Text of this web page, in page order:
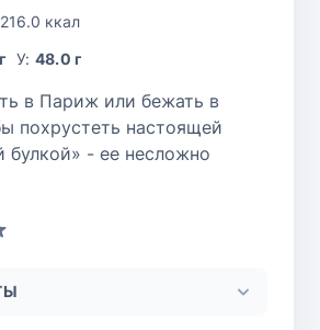
216.0 ккал
У: 48.0 г
в Париж или бежать в
похрустеть настоящей
булкой» - ее несложно